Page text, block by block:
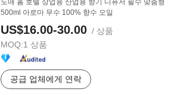
도매 홈 호텔 상업용 산업용 향기 디퓨저 필수 맞춤형
500ml 아로마 무수 100% 향수 오일
US$16.00-30.00 / 상품
MOQ:1 상품
공급 업체에게 연락